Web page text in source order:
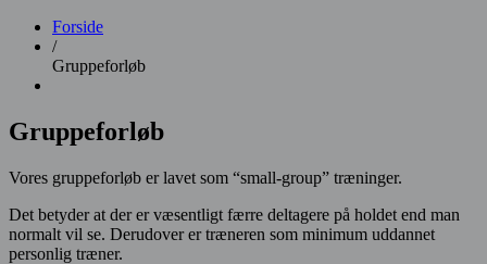
Forside
/
Gruppeforløb
Gruppeforløb
Vores gruppeforløb er lavet som “small-group” træninger.
Det betyder at der er væsentligt færre deltagere på holdet end man
normalt vil se. Derudover er træneren som minimum uddannet
personlig træner.